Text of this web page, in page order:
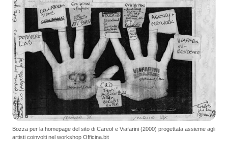
Bozza per la homepage del sito di Careof e Viafarini (2000) progettata assieme agli
artisti coinvolti nel workshop Officina.bit